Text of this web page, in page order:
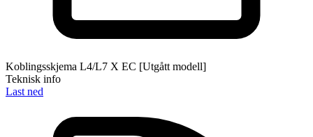
Koblingsskjema L4/L7 X EC [Utgått modell]
Teknisk info
Last ned